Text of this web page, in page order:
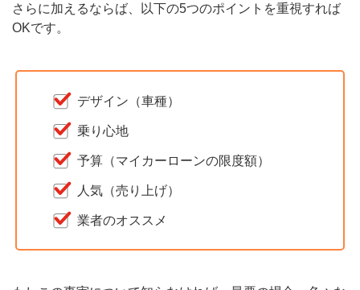
さらに加えるならば、以下の5つのポイントを重視すれば
OKです。
デザイン（車種）
乗り心地
予算（マイカーローンの限度額）
人気（売り上げ）
業者のオススメ